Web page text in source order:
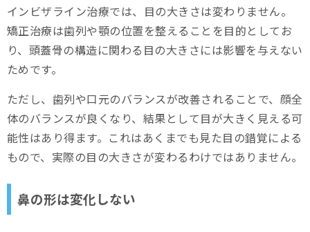
インビザライン治療では、目の大きさは変わりません。
矯正治療は歯列や顎の位置を整えることを目的としてお
り、頭蓋骨の構造に関わる目の大きさには影響を与えない
ためです。
ただし、歯列や口元のバランスが改善されることで、顔全
体のバランスが良くなり、結果として目が大きく見える可
能性はあり得ます。これはあくまでも見た目の錯覚による
もので、実際の目の大きさが変わるわけではありません。
鼻の形は変化しない